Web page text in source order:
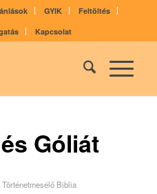
GYIK
Feltöltés
Kapcsolat
Góliát
Történetmesélő Biblia